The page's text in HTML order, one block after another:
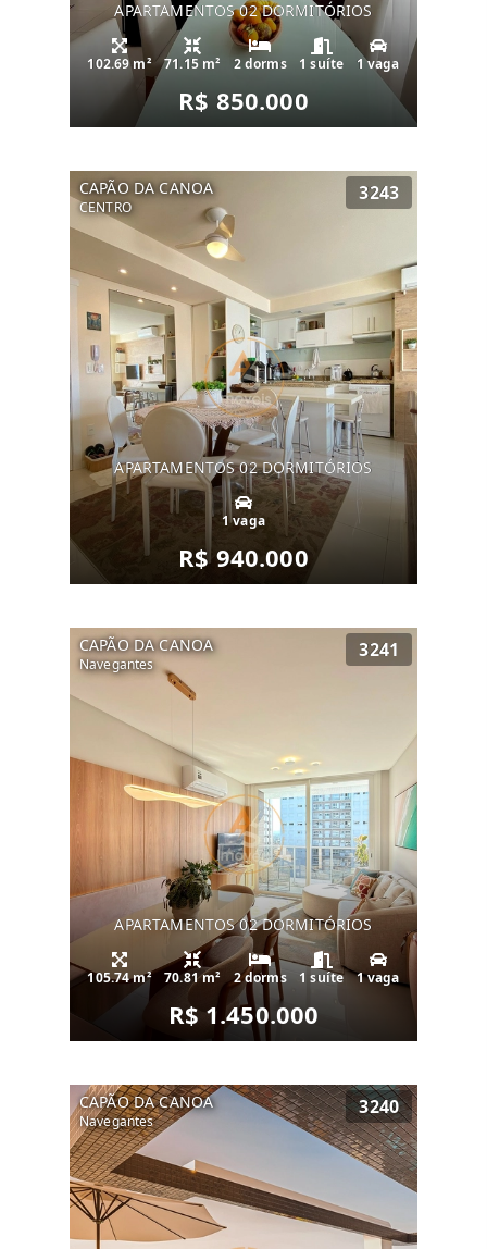
APARTAMENTOS 02 DORMITÓRIOS
102.69 m² 71.15 m² 2 dorms 1 suíte 1 vaga
R$ 850.000
CAPÃO DA CANOA
CENTRO
3243
APARTAMENTOS 02 DORMITÓRIOS
1 vaga
R$ 940.000
CAPÃO DA CANOA
Navegantes
3241
APARTAMENTOS 02 DORMITÓRIOS
105.74 m² 70.81 m² 2 dorms 1 suíte 1 vaga
R$ 1.450.000
CAPÃO DA CANOA
Navegantes
3240